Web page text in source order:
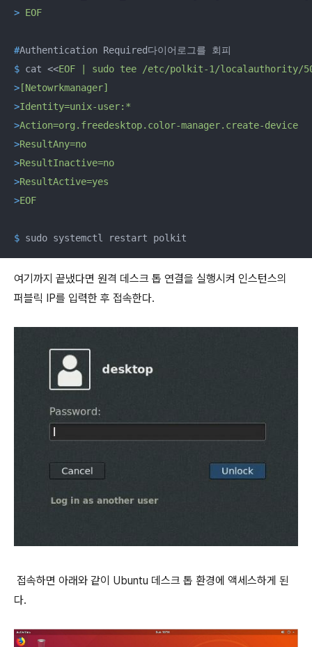
> EOF
#Authentication Required다이어로그를 회피
$ cat <<EOF | sudo tee /etc/polkit-1/localauthority/
> [Netowrkmanager]
>Identity=unix-user:*
>Action=org.freedesktop.color-manager.create-device
>ResultAny=no
>ResultInactive=no
>ResultActive=yes
>EOF
$ sudo systemctl restart polkit
여기까지 끝냈다면 원격 데스크 톱 연결을 실행시켜 인스턴스의
퍼블릭 IP를 입력한 후 접속한다.
접속하면 아래와 같이 Ubuntu 데스크 톱 환경에 액세스하게 된
다.